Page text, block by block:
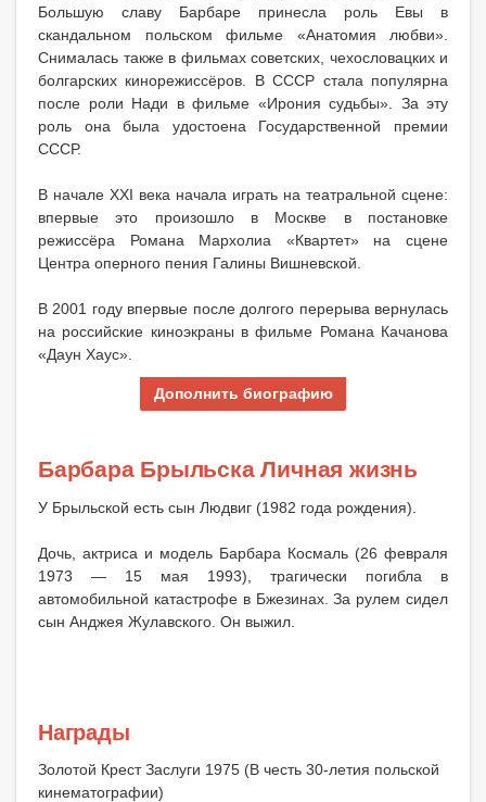
Большую славу Барбаре принесла роль Евы в
скандальном польском фильме «Анатомия любви».
Снималась также в фильмах советских, чехословацких и
болгарских кинорежиссёров. В СССР стала популярна
после роли Нади в фильме «Ирония судьбы». За эту
роль она была удостоена Государственной премии
СССР.
В начале XXI века начала играть на театральной сцене:
впервые это произошло в Москве в постановке
режиссёра Романа Мархолиа «Квартет» на сцене
Центра оперного пения Галины Вишневской.
В 2001 году впервые после долгого перерыва вернулась
на российские киноэкраны в фильме Романа Качанова
«Даун Хаус».
Дополнить биографию
Барбара Брыльска Личная жизнь
У Брыльской есть сын Людвиг (1982 года рождения).
Дочь, актриса и модель Барбара Космаль (26 февраля
1973 — 15 мая 1993), трагически погибла в
автомобильной катастрофе в Бжезинах. За рулем сидел
сын Анджея Жулавского. Он выжил.
Награды
Золотой Крест Заслуги 1975 (В честь 30-летия польской
кинематографии)